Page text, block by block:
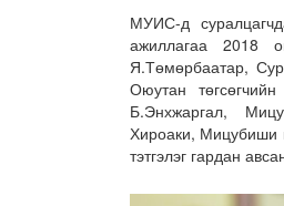
МУИС-д
ажиллагаа 2018
Я.Төмөрбаатар,
Оюутан
Б.Энхжаргал,
Хироаки, Мицубиши
тэтгэлэг гардан